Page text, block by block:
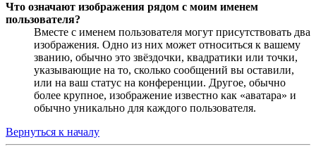
Что означают изображения рядом с моим именем
пользователя?
Вместе с именем пользователя могут присутствовать два
изображения. Одно из них может относиться к вашему
званию, обычно это звёздочки, квадратики или точки,
указывающие на то, сколько сообщений вы оставили,
или на ваш статус на конференции. Другое, обычно
более крупное, изображение известно как «аватара» и
обычно уникально для каждого пользователя.
Вернуться к началу